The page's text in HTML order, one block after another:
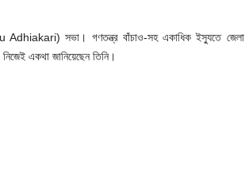
Adhiakari) সভা। গণতন্ত্র বাঁচাও-সহ একাধিক ইস্যুতে জেলা
একথা জানিয়েছেন তিনি।